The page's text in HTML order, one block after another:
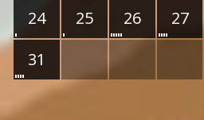
24
25 26 27
31